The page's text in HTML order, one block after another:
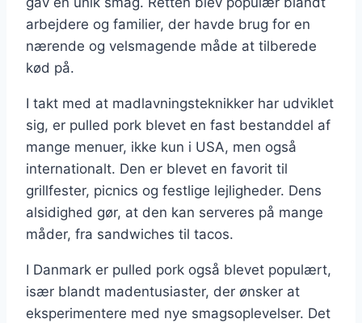
arbejdere og familier, der havde brug for en
nærende og velsmagende måde at tilberede
kød på.
I takt med at madlavningsteknikker har udviklet
sig, er pulled pork blevet en fast bestanddel af
mange menuer, ikke kun i USA, men også
internationalt. Den er blevet en favorit til
grillfester, picnics og festlige lejligheder. Dens
alsidighed gør, at den kan serveres på mange
måder, fra sandwiches til tacos.
I Danmark er pulled pork også blevet populært,
især blandt madentusiaster, der ønsker at
eksperimentere med nye smagsoplevelser. Det